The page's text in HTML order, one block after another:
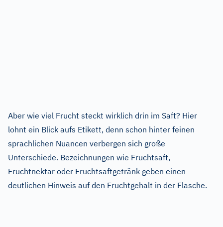
Aber wie viel Frucht steckt wirklich drin im Saft? Hier
lohnt ein Blick aufs Etikett, denn schon hinter feinen
sprachlichen Nuancen verbergen sich große
Unterschiede. Bezeichnungen wie Fruchtsaft,
Fruchtnektar oder Fruchtsaftgetränk geben einen
deutlichen Hinweis auf den Fruchtgehalt in der Flasche.